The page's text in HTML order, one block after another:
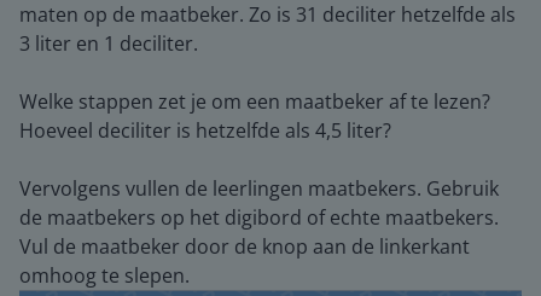
maten op de maatbeker. Zo is 31 deciliter hetzelfde als
3 liter en 1 deciliter.
Welke stappen zet je om een maatbeker af te lezen?
Hoeveel deciliter is hetzelfde als 4,5 liter?
Vervolgens vullen de leerlingen maatbekers. Gebruik
de maatbekers op het digibord of echte maatbekers.
Vul de maatbeker door de knop aan de linkerkant
omhoog te slepen.